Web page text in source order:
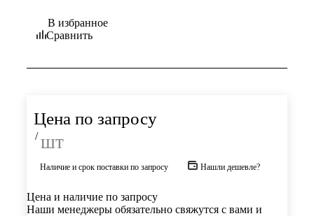
В избранное
Сравнить
Цена по запросу
/ шт
Наличие и срок поставки по запросу Нашли дешевле?
Цена и наличие по запросу
Наши менеджеры обязательно свяжутся с вами и